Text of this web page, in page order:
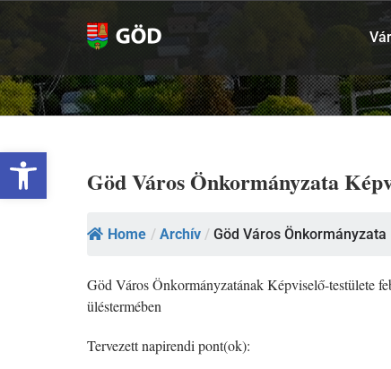
Eszköztár megnyitása
Göd Város Önkormányzata
Home / Archív / Göd Város
Göd Város Önkormányzatának Képviselő-testülete
üléstermében
Tervezett napirendi pont(ok):